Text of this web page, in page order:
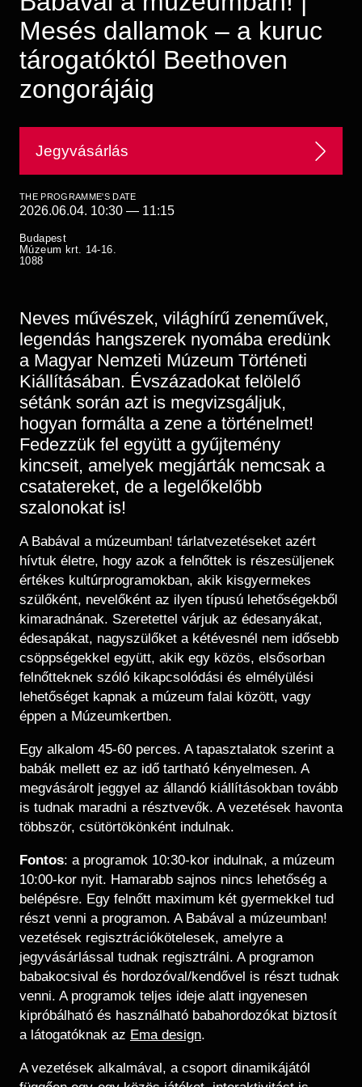
Historical Photo Department
Coins Collection
Central Archive
Mesés dallamok – a kuruc
tárogatóktól Beethoven
zongorájáig
Jegyvásárlás
THE PROGRAMME'S DATE
2026.06.04. 10:30 — 11:15
Budapest
Múzeum krt. 14-16.
1088
Neves művészek, világhírű zeneművek,
legendás hangszerek nyomába eredünk
a Magyar Nemzeti Múzeum Történeti
Kiállításában. Évszázadokat felölelő
sétánk során azt is megvizsgáljuk,
hogyan formálta a zene a történelmet!
Fedezzük fel együtt a gyűjtemény
kincseit, amelyek megjárták nemcsak a
csatatereket, de a legelőkelőbb
szalonokat is!
A Babával a múzeumban! tárlatvezetéseket azért
hívtuk életre, hogy azok a felnőttek is részesüljenek
értékes kultúrprogramokban, akik kisgyermekes
szülőként, nevelőként az ilyen típusú lehetőségekből
kimaradnának. Szeretettel várjuk az édesanyákat,
édesapákat, nagyszülőket a kétévesnél nem idősebb
csöppségekkel együtt, akik egy közös, elsősorban
felnőtteknek szóló kikapcsolódási és elmélyülési
lehetőséget kapnak a múzeum falai között, vagy
éppen a Múzeumkertben.
Egy alkalom 45-60 perces. A tapasztalatok szerint a
babák mellett ez az idő tartható kényelmesen. A
megvásárolt jeggyel az állandó kiállításokban tovább
is tudnak maradni a résztvevők. A vezetések havonta
többször, csütörtökönként indulnak.
Fontos: a programok 10:30-kor indulnak, a múzeum
10:00-kor nyit. Hamarabb sajnos nincs lehetőség a
belépésre. Egy felnőtt maximum két gyermekkel tud
részt venni a programon. A Babával a múzeumban!
vezetések regisztrációkötelesek, amelyre a
jegyvásárlással tudnak regisztrálni. A programon
babakocsival és hordozóval/kendővel is részt tudnak
venni. A programok teljes ideje alatt ingyenesen
kipróbálható és használható babahordozókat biztosít
a látogatóknak az Ema design.
A vezetések alkalmával, a csoport dinamikájától